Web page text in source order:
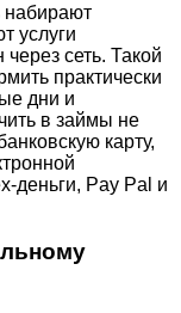
набирают
услуги
сеть. Такой
практически
дни и
в займы не
карту,
деньги, Pay Pal и